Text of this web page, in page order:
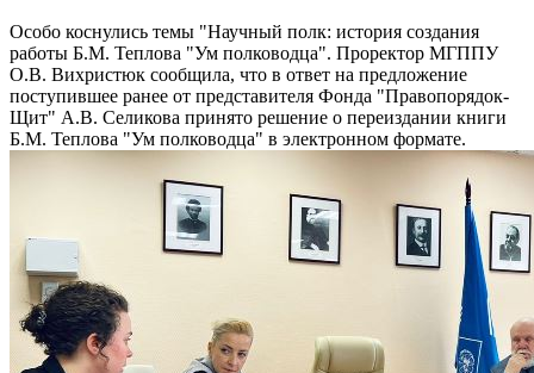
Особо коснулись темы "Научный полк: история создания
работы Б.М. Теплова "Ум полководца". Проректор МГППУ
О.В. Вихристюк сообщила, что в ответ на предложение
поступившее ранее от представителя Фонда "Правопорядок-
Щит" А.В. Селикова принято решение о переиздании книги
Б.М. Теплова "Ум полководца" в электронном формате.